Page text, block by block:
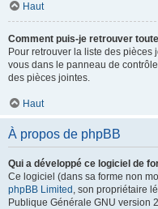
Haut
Comment puis-je retrouver
Pour retrouver la liste des
vous dans le panneau de
des pièces jointes.
Haut
À propos de phpBB
Qui a développé ce logiciel de
Ce logiciel (dans sa forme non
phpBB Limited , son propriétaire
Publique Générale GNU version